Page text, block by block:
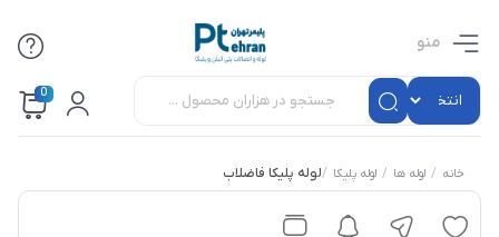
منو
0
خانه / لوله ها / لوله پلیکا /لوله پلیکا فاضلاب